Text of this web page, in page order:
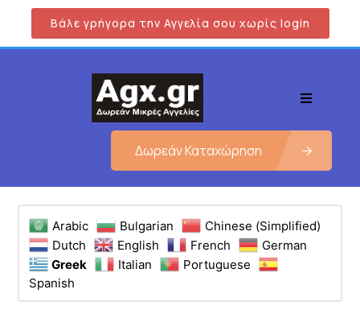
Βάλε γρήγορα την Αγγελία σου χωρίς login
Δωρεάν Καταχώρηση
Arabic Bulgarian
Chinese (Simplified)
Dutch
English French
German
Greek
Italian
Portuguese
Spanish